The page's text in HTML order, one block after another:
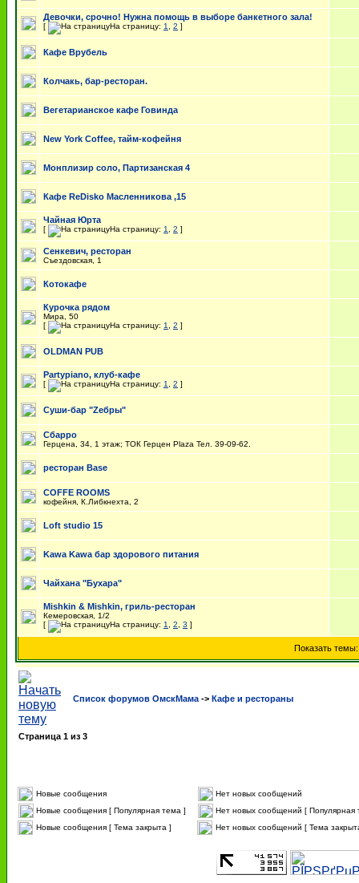
Девочки, срочно! Нужна помощь в выборе банкетного зала!
[ На страницу: 1 2 ]
Кафе Врубель
Колчакь, бар-ресторан.
Вегетарианское кафе Говинда
New York Coffee, тайм-кофейня
Монплизир соло, Партизанская 4
Кафе ReDisko Масленникова ,15
Чайная Юрта
[ На страницу: 1 2 ]
Сенкевич, ресторан
Съездовская, 1
Котокафе
Курочка рядом
Мира, 50
[
На страницу: 1 2 ]
OLDMAN PUB
Partypiano, клуб-кафе
[ На страницу: 1 2 ]
Суши-бар "Zебры"
Сбарро
Герцена, 34, 1 этаж; ТОК Герцен Plaza Тел. 39-09-62.
ресторан Base
COFFE ROOMS
кофейня, К.Либкнехта, 2
Loft studio 15
Kawa Kawa бар здорового питания
Чайхана "Бухара"
Mishkin & Mishkin, гриль-ресторан
Кемеровская, 1/2
[
На страницу: 1 2 3 ]
Показать
Список форумов ОмскМама -> Кафе и рестораны
Страница 1 из 3
Новые сообщения
Нет новых сообщений
Новые сообщения [ Популярная тема ]
Нет новых сообщений [ Популярная
Новые сообщения [ Тема закрыта ]
Нет новых сообщений [ Тема